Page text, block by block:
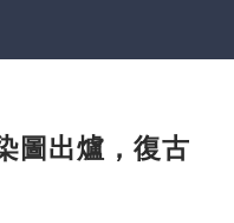
圖出爐，復古